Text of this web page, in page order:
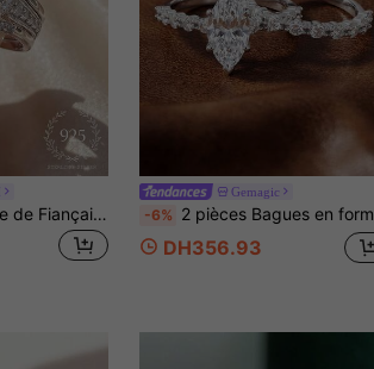
1 set Élégant Bague de Fiançailles et Bague de Mariage, Bijoux pour Femmes, Bagues de Mariage en Argent Sterling 925 Brillantes, Bijoux Exquis, Convient pour l'Anniversaire de Jeune Fille, Cadeau pour Soirée de Bal
Gemagic
-6% 2 pièces Bagues en forme d'œil de cheval, ensemble de bagues en argent sterling 925 pour femmes, convient pour le port quotidien, les rendez-vous, cadeau de bijoux exquis pour femmes, cadeau du Nouvel An, cadeau de la Saint-Valentin
DH356.93